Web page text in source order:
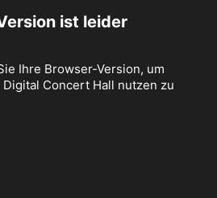
ist leider
Ihre Browser-Version, um
Concert Hall nutzen zu